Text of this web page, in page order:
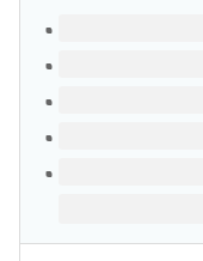
このタイトルの巻号